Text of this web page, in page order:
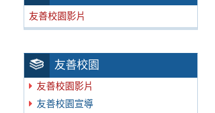
友善校園影片
友善校園
友善校園影片
友善校園宣導